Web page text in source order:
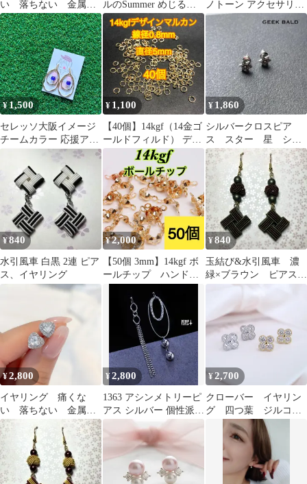
い 落ちない 金属ア
レルギー対応 ハー
ト ノンホールピア
ス シルバー ピン
ク ジルコニア 高品
質 キラキラ
ルのSummer めじるし
チャームセット
ノトーン アクセサリー
イヤリング シルバー
¥1,500
セレッソ大阪イメージ
チームカラー 応援アク
セサリー ピアス イヤリ
¥ 1,100
【40個】14kgf（14金ゴ
ールドフィルド） デザ
インマルカン ハンド
メイドに （スクリュ
ー・ツイスト・ねじ
れ・グリッター）
¥1,860
シルバークロスピア
ス スター 星 シン
プルアクセサリーNO2
¥840
水引風車 白黒 2連 ピア
ス、イヤリング
¥2,000
【50個 3mm】14kgf ボ
ールチップ ハンドメ
ー作りに（ピアス・ブ
レスレット・ネックレ
ス・リング等）
¥840
玉結び&水引風車 濃
緑×ブラウン ピアス、
イヤリング
¥2,800
イヤリング 痛くな
い 落ちない 金属ア
レルギー対応 ハー
ト ノンホールピア
ス シルバー ピン
ク ジルコニア 高品
質 キラキラ
¥2,800
1363 アシンメトリーピ
アス シルバー 個性派
大ぶり メタル イヤリン
¥2,700
クローバー イヤリン
グ 四つ葉 ジルコニ
ア ノンホールピア
ス 樹脂 金属アレル
ギー対応 痛くない
落ちない シルバー
ゴールド キラキラ